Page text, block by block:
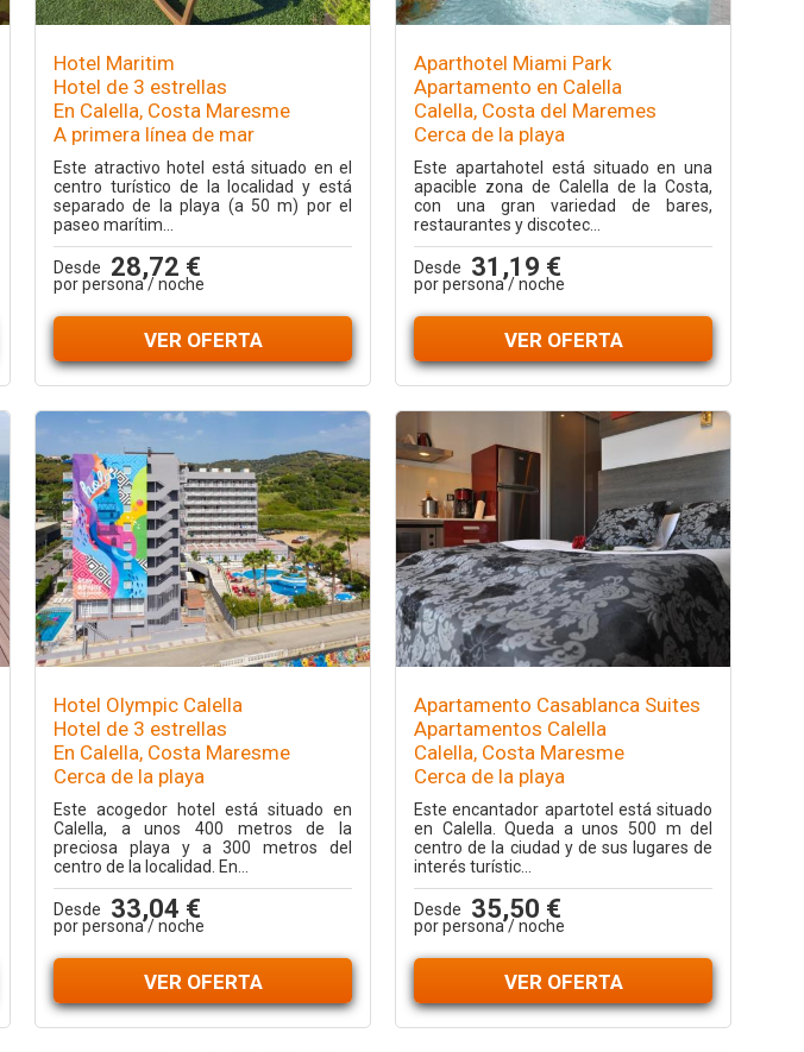
Hotel Maritim
Hotel de 3 estrellas
En Calella, Costa Maresme
A primera línea de mar
Este atractivo hotel está situado en el
centro turístico de la localidad y está
separado de la playa (a 50 m) por el
paseo marítim...
Desde 28,72 €
por persona / noche
VER OFERTA
Aparthotel Miami Park
Apartamento en Calella
Calella, Costa del Maremes
Cerca de la playa
Este apartahotel está situado en una
apacible zona de Calella de la Costa,
con una gran variedad de bares,
restaurantes y discotec...
Desde 31,19 €
por persona / noche
VER OFERTA
Hotel Olympic Calella
Hotel de 3 estrellas
En Calella, Costa Maresme
Cerca de la playa
Este acogedor hotel está situado en
Calella, a unos 400 metros de la
preciosa playa y a 300 metros del
centro de la localidad. En...
Desde 33,04 €
por persona / noche
VER OFERTA
Apartamento Casablanca Suites
Apartamentos Calella
Calella, Costa Maresme
Cerca de la playa
Este encantador apartotel está situado
en Calella. Queda a unos 500 m del
centro de la ciudad y de sus lugares de
interés turístic...
Desde 35,50 €
por persona / noche
VER OFERTA